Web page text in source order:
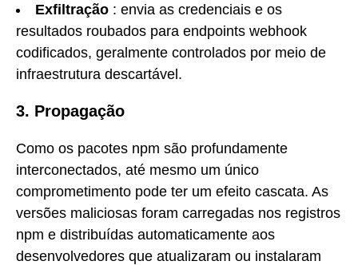
Exfiltração : envia as credenciais e os
resultados roubados para endpoints webhook
codificados, geralmente controlados por meio de
infraestrutura descartável.
3. Propagação
Como os pacotes npm são profundamente
interconectados, até mesmo um único
comprometimento pode ter um efeito cascata. As
versões maliciosas foram carregadas nos registros
npm e distribuídas automaticamente aos
desenvolvedores que atualizaram ou instalaram